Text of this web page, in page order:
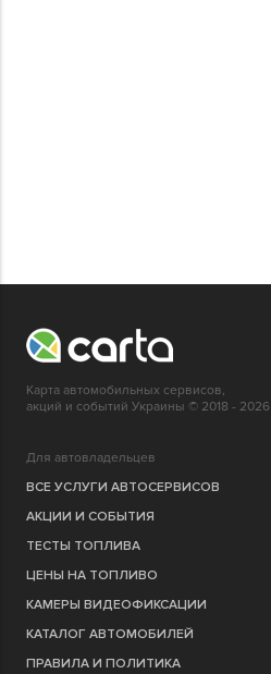
Карта автомобильных сервисов,
акций и событий Украины © 2018 - 2026
Для автовладельцев
ВСЕ УСЛУГИ АВТОСЕРВИСОВ
АКЦИИ И СОБЫТИЯ
ТЕСТЫ ТОПЛИВА
ЦЕНЫ НА ТОПЛИВО
КАМЕРЫ ВИДЕОФИКСАЦИИ
КАТАЛОГ АВТОМОБИЛЕЙ
ПРАВИЛА И ПОЛИТИКА